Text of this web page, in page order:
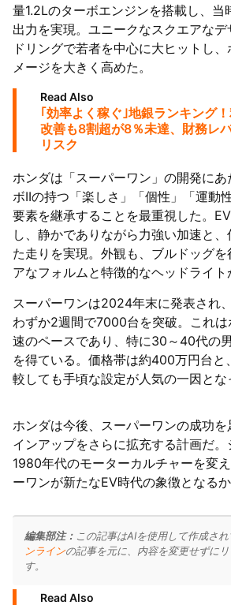
量1.2Lのターボエンジンを搭載し、当
出力を実現。ユニークなスクエアな
ドリングで若者を中心に大ヒットし
メージを大きく高めた。
Read Also
｢効率よく稼ぐ｣地銀ランキング
改善も8割超が8％未達、財務レ
リスク
ホンダは「スーパーワン」の開発に
ボIIの持つ「楽しさ」「個性」「運動
要素を継承することを最重視した。
し、静かでありながら力強い加速と
た走りを実現。外観も、ブルドッグ
アなフォルムと特徴的なヘッドライト
スーパーワンは2024年末に発表され
わずか2週間で7000台を突破。これ
速のペースであり、特に30～40代の
を得ている。価格帯は約400万円台と
較しても手頃な設定が人気の一因とな
ホンダは今後、スーパーワンの成功を
インアップをさらに拡充する計画だ
1980年代のモーターカルチャーを変
ーワンが新たなEV時代の象徴となるか
編集部注： この記事はAIを使用して作成され
ンラインの記事を元に、内容を変更せずに
す。
Read Also